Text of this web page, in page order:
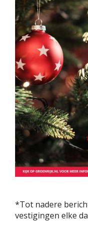
*Tot nadere
vestigingen elke